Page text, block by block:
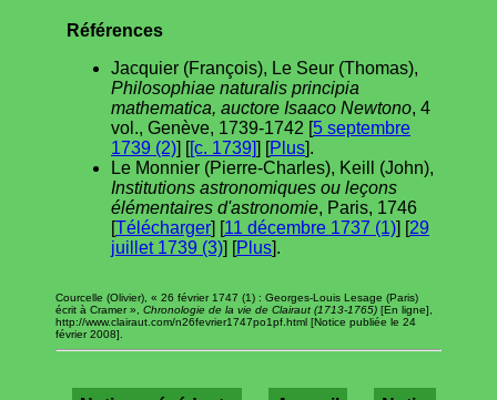
Références
Jacquier (François), Le Seur (Thomas),
Philosophiae naturalis principia
mathematica, auctore Isaaco Newtono, 4
vol., Genève, 1739-1742 [5 septembre
1739 (2)] [[c. 1739]] [Plus].
Le Monnier (Pierre-Charles), Keill (John),
Institutions astronomiques ou leçons
élémentaires d'astronomie, Paris, 1746
[Télécharger] [11 décembre 1737 (1)] [29
juillet 1739 (3)] [Plus].
Courcelle (Olivier), « 26 février 1747 (1) : Georges-Louis Lesage (Paris)
écrit à Cramer », Chronologie de la vie de Clairaut (1713-1765) [En ligne],
http://www.clairaut.com/n26fevrier1747po1pf.html [Notice publiée le 24
février 2008].